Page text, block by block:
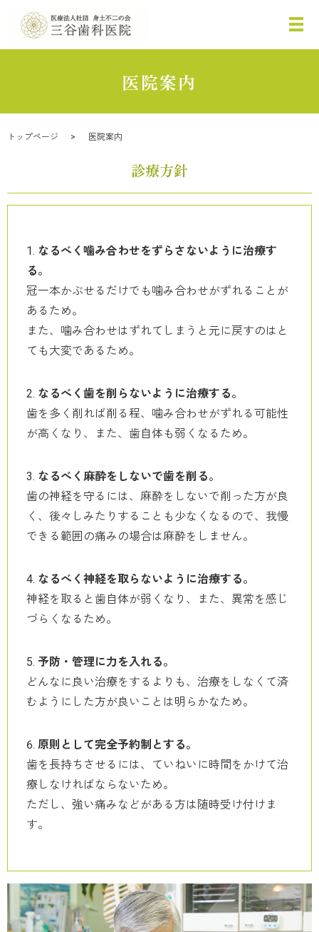
医院案内
トップページ 医院案内
診療方針
なるべく噛み合わせをずらさないように治療す
る。
冠一本かぶせるだけでも噛み合わせがずれることが
あるため。
また、噛み合わせはずれてしまうと元に戻すのはと
ても大変であるため。
なるべく歯を削らないように治療する。
歯を多く削れば削る程、噛み合わせがずれる可能性
が高くなり、また、歯自体も弱くなるため。
なるべく麻酔をしないで歯を削る。
歯の神経を守るには、麻酔をしないで削った方が良
く、後々しみたりすることも少なくなるので、我慢
できる範囲の痛みの場合は麻酔をしません。
なるべく神経を取らないように治療する。
神経を取ると歯自体が弱くなり、また、異常を感じ
づらくなるため。
予防・管理に力を入れる。
どんなに良い治療をするよりも、治療をしなくて済
むようにした方が良いことは明らかなため。
原則として完全予約制とする。
歯を長持ちさせるには、ていねいに時間をかけて治
療しなければならないため。
ただし、強い痛みなどがある方は随時受け付けま
す。